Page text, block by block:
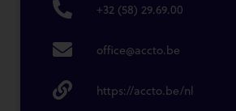
+32 (58) 29.69.00
office@accto.be
https://accto.be/nl